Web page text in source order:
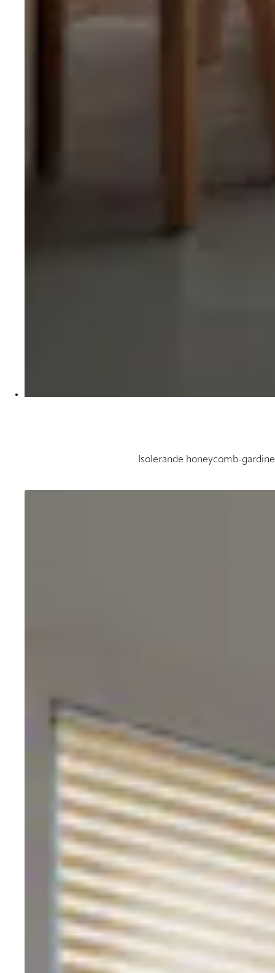
Isolerande honeycomb-